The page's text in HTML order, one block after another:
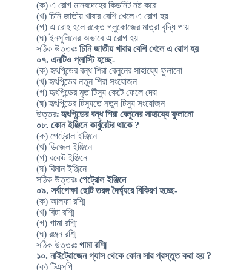
(ক) এ রোগ মানবদেহের কিডনিট নষ্ট করে
(খ) চিনি জাতীয় খাবার বেশি খেলে এ রোগ হয়
(গ) এ রোহ হলে রক্তে গ্লুকোজের মাত্রা বৃদ্ধি পায়
(ঘ) ইনসুলিনের অভাবে এ রোগ হয়
সঠিক উত্তরঃ চিনি জাতীয় খাবার বেশি খেলে এ রোগ হয়
০৭. এনটিও প্লাস্টি হচ্ছে-
(ক) হৃৎপিন্ডের বন্ধ শিরা বেলুনের সাহায্যে ফুলানো
(খ) হৃৎপিন্ডের নতুন শিরা সংযোজন
(গ) হৃৎপিন্ডের মৃত টিস্যু কেটে ফেলে দেয়
(ঘ) হৃৎপিন্ডের টিস্যুতে নতুন টিস্যু সংযোজন
উত্তরঃহৃৎপিন্ডের বন্ধ শিরা বেলুনের সাহায্যে ফুলানো
০৮. কোন ইঞ্জিনে কার্বুরেটর থাকে ?
(ক) পেট্রোল ইঞ্জিনে
(খ) ডিজেল ইঞ্জিনে
(গ) রকেট ইঞ্জিনে
(ঘ) বিমান ইঞ্জিনে
সঠিক উত্তরঃ পেট্রোল ইঞ্জিনে
০৯. সর্বাপেক্ষা ছোট তরঙ্গ দৈর্ঘ্যরে বিকিরণ হচ্ছে-
(ক) আলফা রশ্মি
(খ) বিটা রশ্মি
(গ) গামা রশ্মি
(ঘ) রঞ্জন রশ্মি
সঠিক উত্তরঃ গামা রশ্মি
১০. নাইট্রোজেন গ্যাস থেকে কোন সার প্রস্তুত করা হয় ?
(ক) টিএসপি